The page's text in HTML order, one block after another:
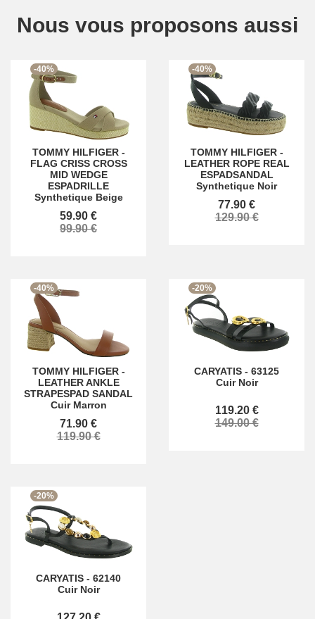
Nous vous proposons aussi
-40%
TOMMY HILFIGER-
FLAG CRISS CROSS
MID WEDGE
ESPADRILLE
Synthetique Beige
59.90 €
99.90 €
-40%
TOMMY HILFIGER-
LEATHER ROPE REAL
ESPADSANDAL
Synthetique Noir
77.90 €
129.90 €
-40%
TOMMY HILFIGER-
LEATHER ANKLE
STRAPESPAD SANDAL
Cuir Marron
71.90 €
119.90 €
-20%
CARYATIS - 63125
Cuir Noir
119.20 €
149.00 €
-20%
CARYATIS - 62140
Cuir Noir